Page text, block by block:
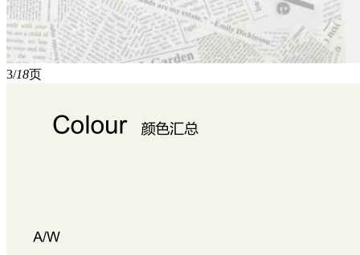
3/18页